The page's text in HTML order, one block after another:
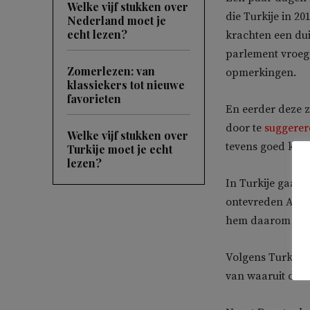
Welke vijf stukken over
Nederland moet je
echt lezen?
Zomerlezen: van
klassiekers tot nieuwe
favorieten
Welke vijf stukken over
Turkije moet je echt
lezen?
die Turkije in
krachten een
parlement
opmerkingen.
En eerder deze
door te
tevens goed kon
In Turkije gaan
ontevreden
hem daarom een
Volgens Turkse
van waaruit